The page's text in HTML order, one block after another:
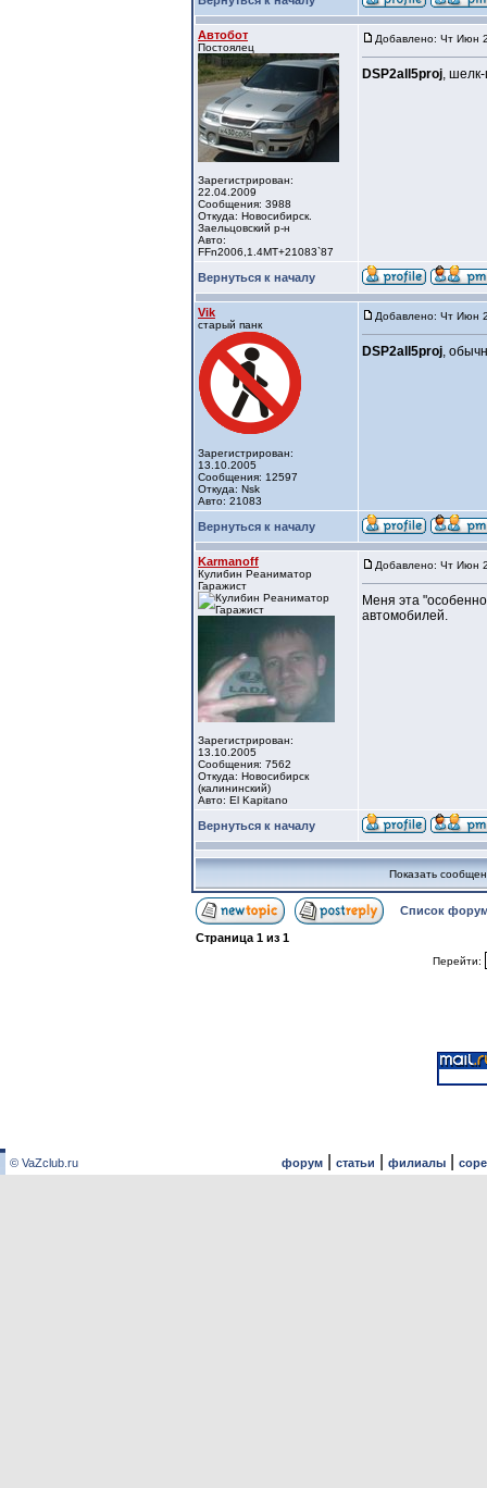
Автобот
Постоялец
Зарегистрирован:
22.04.2009
Сообщения: 3988
Откуда: Новосибирск.
Заельцовский р-н
Авто:
FFn2006,1.4МТ+21083`87
Добавлено: Чт Июн
DSP2all5proj,
Вернуться к началу
Vik
старый панк
Зарегистрирован:
13.10.2005
Сообщения: 12597
Откуда: Nsk
Авто: 21083
Добавлено: Чт Июн
DSP2all5proj,
Вернуться к началу
Karmanoff
Кулибин Реаниматор
Гаражист
Зарегистрирован:
13.10.2005
Сообщения: 7562
Откуда: Новосибирск
(калининский)
Авто: El Kapitano
Добавлено: Чт Июн
Меня эта
автомобилей.
Вернуться к началу
Показать
Список
Страница 1 из 1
Перейти:
© VaZclub.ru форум| статьи филиалы|